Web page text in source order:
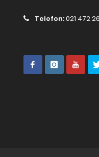
Telefon:021 472